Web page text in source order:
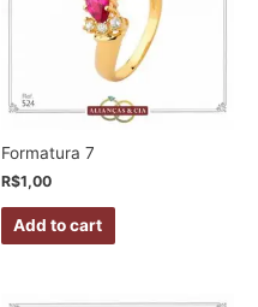
Formatura 7
R$1,00
Add to cart